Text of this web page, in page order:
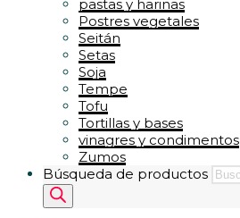
pastas y harinas
Postres vegetales
Seitán
Setas
Soja
Tempe
Tofu
Tortillas y bases
vinagres y condimentos
Zumos
Búsqueda de productos